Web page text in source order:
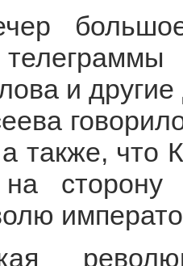
и
также, что
сторону